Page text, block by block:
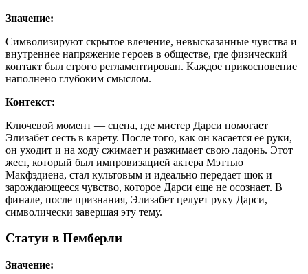
Значение:
Символизируют скрытое влечение, невысказанные чувства и
внутреннее напряжение героев в обществе, где физический
контакт был строго регламентирован. Каждое прикосновение
наполнено глубоким смыслом.
Контекст:
Ключевой момент — сцена, где мистер Дарси помогает
Элизабет сесть в карету. После того, как он касается ее руки,
он уходит и на ходу сжимает и разжимает свою ладонь. Этот
жест, который был импровизацией актера Мэттью
Макфэдиена, стал культовым и идеально передает шок и
зарождающееся чувство, которое Дарси еще не осознает. В
финале, после признания, Элизабет целует руку Дарси,
символически завершая эту тему.
Статуи в Пемберли
Значение: